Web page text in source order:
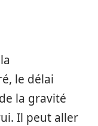
le délai
la gravité
Il peut aller